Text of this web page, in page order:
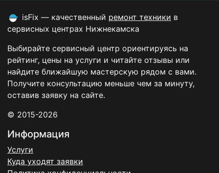
isFix — качественный ремонт техники в
сервисных центрах Нижнекамска
Выбирайте сервисный центр ориентируясь на
рейтинг, цены на услуги и читайте отзывы или
найдите ближайшую мастерскую рядом с вами.
Получите консультацию меньше чем за минуту,
оставив заявку на сайте.
© 2015-2026
Информация
Услуги
Куда уходят заявки